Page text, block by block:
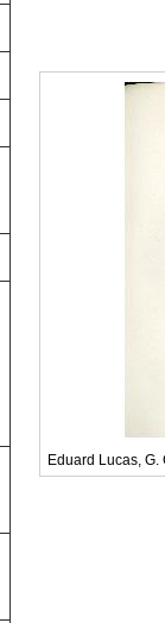
Eduard Lucas,